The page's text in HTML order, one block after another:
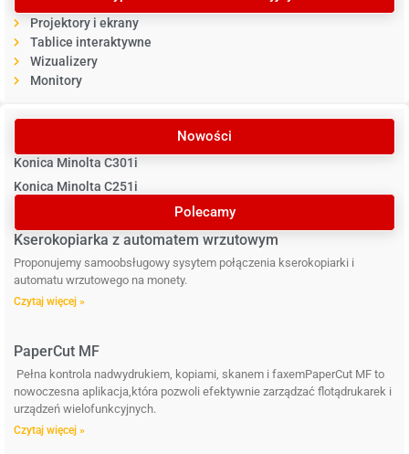
Projektory i ekrany
Tablice interaktywne
Wizualizery
Monitory
Nowości
Konica Minolta C301i
Konica Minolta C251i
Polecamy
Kserokopiarka z automatem wrzutowym
Proponujemy samoobsługowy sysytem połączenia kserokopiarki i
automatu wrzutowego na monety.
Czytaj więcej »
PaperCut MF
Pełna kontrola nadwydrukiem, kopiami, skanem i faxemPaperCut MF to
nowoczesna aplikacja,która pozwoli efektywnie zarządzać flotądrukarek i
urządzeń wielofunkcyjnych.
Czytaj więcej »